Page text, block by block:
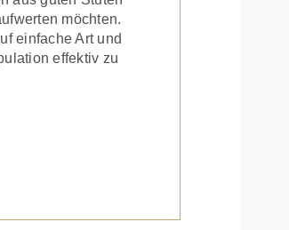
möchten.
einfache Art und
effektiv zu